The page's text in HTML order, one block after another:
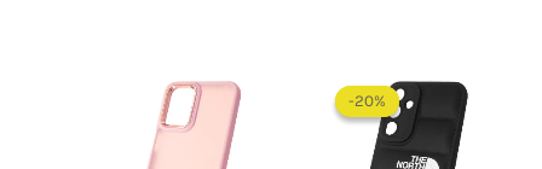
-20%
-20%
precio
original
era:
$ 60.000.